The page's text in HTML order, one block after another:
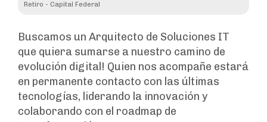
Retiro - Capital Federal
Buscamos un Arquitecto de Soluciones IT
que quiera sumarse a nuestro camino de
evolución digital! Quien nos acompañe estará
en permanente contacto con las últimas
tecnologías, liderando la innovación y
colaborando con el roadmap de